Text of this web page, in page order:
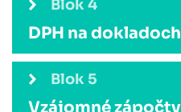
Ďalšia lekcia
Blok 4
DPH na dokladoch
Blok 5
Vzájomné zápočty